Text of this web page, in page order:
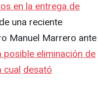
en la entrega de
una reciente
Manuel Marrero ante
posible eliminación de
cual desató